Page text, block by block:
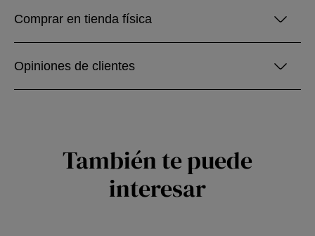
Comprar en tienda física
Opiniones de clientes
También te puede
interesar